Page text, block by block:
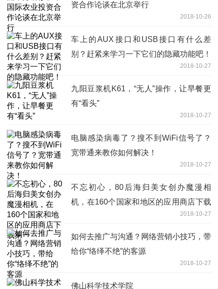
资合作论谈在北京举行
2018-10-26
车上的AUX接口和USB接口有什么差
别？赶紧来学习一下它们的隐藏功能吧！
2018-10-27
九阳豆浆机K61，“无人”操作，让早餐更
有“看头”
2018-10-27
电脑感染病毒了？搜不到WiFi信号了？
宽带通来教你如何解决！
2018-10-27
不忘初心，80后海归美女创办魔漫相
机，在160个国家和地区的应用商店下载
2018-10-27
如何去推广与沟通？网络营销小技巧，带
给你“络绎不绝”的客源
2018-10-27
佛山科学技术学院